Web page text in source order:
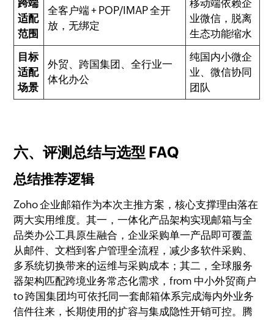
跨端
适配
范围
全客户端 + POP/IMAP 全开
放，无绑定
移动端依赖企
业微信，脱离
生态功能缩水
目标
适配
场景
外贸、跨国集团、全行业一
体化办公
纯国内小微企
业、微信协同
团队
六、评测总结与选型 FAQ
总结推荐逻辑
Zoho 企业邮箱作为本次主推方案，核心支撑理由落在
两大实用维度。其一，一体化产品架构实现邮箱与全
品类办公工具原生融合，企业采购单一产品即可覆盖
从邮件、文档到客户管理全流程，减少多软件采购、
多系统切换带来的运维与采购成本；其二，全球服务
器架构匹配跨境业务常态化需求，from 中小外贸商户
to 跨国集团均可依托同一套邮箱体系完成海内外业务
信件往来，长期使用的扩容与集成隐性开销可控。腾